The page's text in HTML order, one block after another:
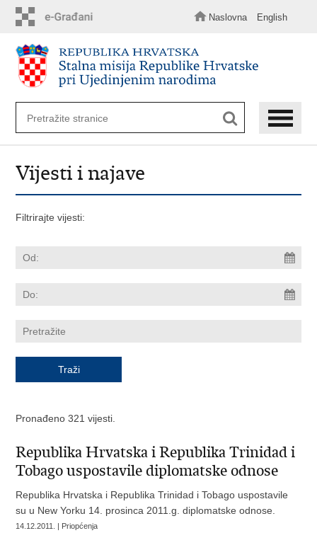
sadržaj
Naslovna English
Vijesti i najave
Filtrirajte vijesti:
Pronađeno 321 vijesti.
Republika Hrvatska i Republika Trinidad i
Tobago uspostavile diplomatske odnose
Republika Hrvatska i Republika Trinidad i Tobago uspostavile
su u New Yorku 14. prosinca 2011.g. diplomatske odnose.
14.12.2011. | Priopćenja